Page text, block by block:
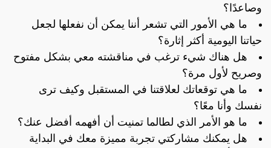
وصاعدًا؟
ما هي الأمور التي تشعر أننا يمكن أن نفعلها لجعل
حياتنا اليومية أكثر إثارة؟
هل هناك شيء ترغب في مناقشته معي بشكل مفتوح
وصريح لأول مرة؟
ما هي توقعاتك لعلاقتنا في المستقبل وكيف ترى
نفسك وأنا معًا؟
ما هو الأمر الذي لطالما تمنيت أن أفهمه أفضل عنك؟
هل يمكنك مشاركتي تجربة مميزة معك في البداية